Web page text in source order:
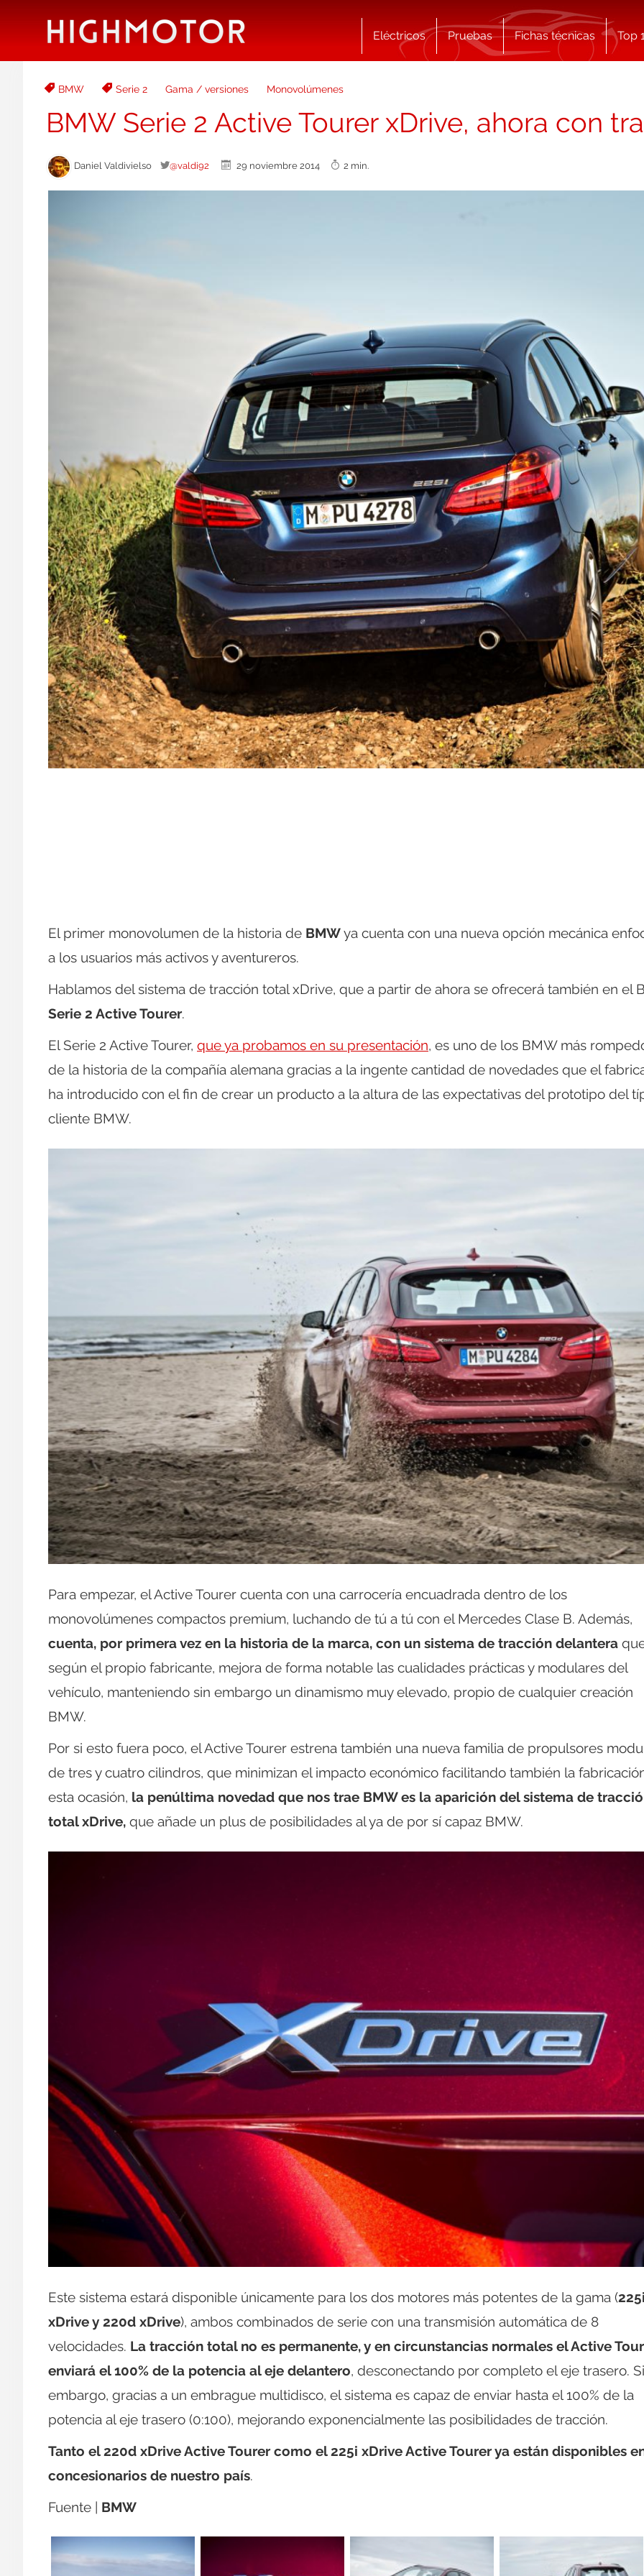
Eléctricos Pruebas Fichas técnicas Top
BMW Serie 2 Gama / versiones Monovolúmenes
BMW Serie 2 Active Tourer xDrive, ahora con
Daniel Valdivielso @valdi92 29 noviembre 2014 2 min.
El primer monovolumen de la historia de BMWya cuenta con una nueva opción mecánica
a los usuarios más activos y aventureros.
Hablamos del sistema de tracción total xDrive, que a partir de ahora se ofrecerá también en el
Serie 2 Active Tourer.
El Serie 2 Active Tourer, que ya probamos en su presentación, es uno de los BMW más
de la historia de la compañía alemana gracias a la ingente cantidad de novedades que el
ha introducido con el fin de crear un producto a la altura de las expectativas del prototipo del
cliente BMW.
Para empezar, el Active Tourer cuenta con una carrocería encuadrada dentro de los
monovolúmenes compactos premium, luchando de tú a tú con el Mercedes Clase B. Además,
cuenta, por primera vez en la historia de la marca, con un sistema de tracción delantera
según el propio fabricante, mejora de forma notable las cualidades prácticas y modulares del
vehículo, manteniendo sin embargo un dinamismo muy elevado, propio de cualquier creación
BMW.
Por si esto fuera poco, el Active Tourer estrena también una nueva familia de propulsores
de tres y cuatro cilindros, que minimizan el impacto económico facilitando también la
esta ocasión, la penúltima novedad que nos trae BMW es la aparición del sistema de
total xDrive, que añade un plus de posibilidades al ya de por sí capaz BMW.
Este sistema estará disponible únicamente para los dos motores más potentes de la gama (
xDrive y 220d xDrive), ambos combinados de serie con una transmisión automática de 8
velocidades. La tracción total no es permanente, y en circunstancias normales el Active
enviará el 100% de la potencia al eje delantero, desconectando por completo el eje trasero.
embargo, gracias a un embrague multidisco, el sistema es capaz de enviar hasta el 100% de la
potencia al eje trasero (0:100), mejorando exponencialmente las posibilidades de tracción.
Tanto el 220d xDrive Active Tourer como el 225i xDrive Active Tourer ya están disponibles
concesionarios de nuestro país.
Fuente | BMW